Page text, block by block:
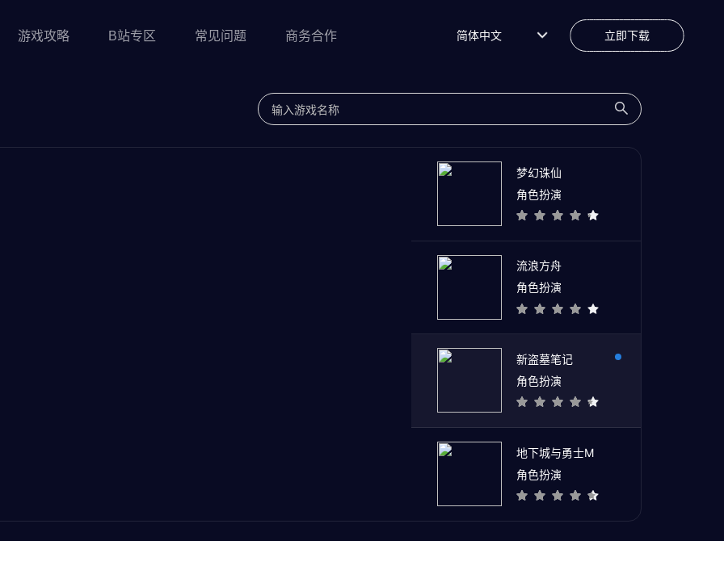
游戏攻略 B站专区 常见问题 商务合作 简体中文 立即下载
梦幻诛仙
角色扮演
流浪方舟
角色扮演
新盗墓笔记
角色扮演
地下城与勇士M
角色扮演